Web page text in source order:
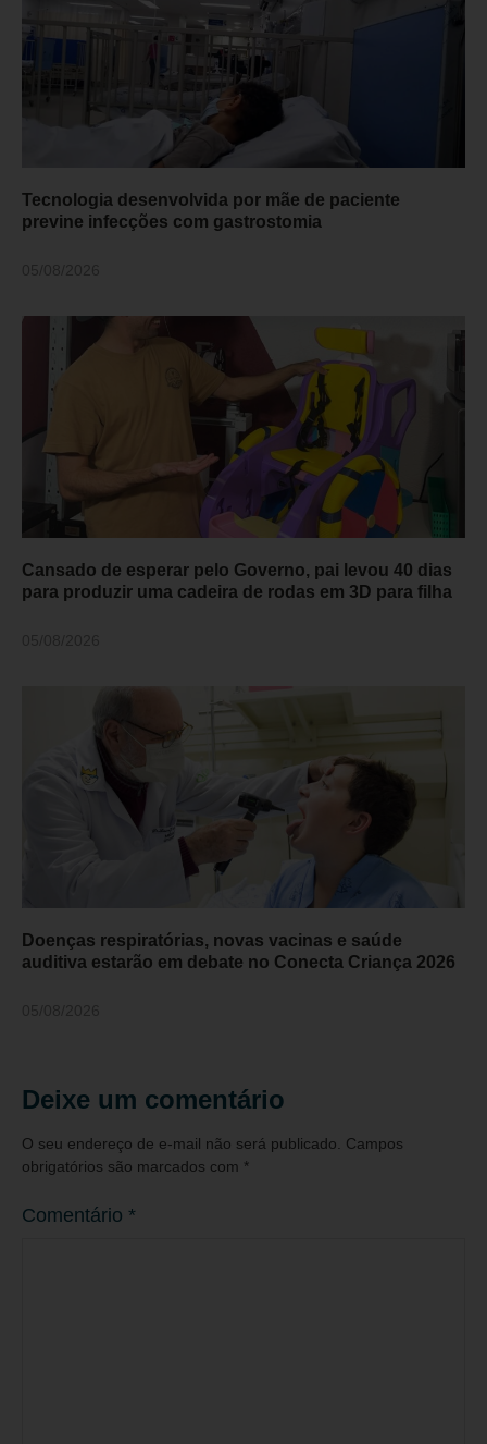
Tecnologia desenvolvida por mãe de paciente
previne infecções com gastrostomia
Cansado de esperar pelo Governo, pai levou 40 dias
para produzir uma cadeira de rodas em 3D para filha
Doenças respiratórias, novas vacinas e saúde
auditiva estarão em debate no Conecta Criança 2026
Deixe um comentário
O seu endereço de e-mail não será publicado.
Campos
obrigatórios são marcados com *
Comentário *